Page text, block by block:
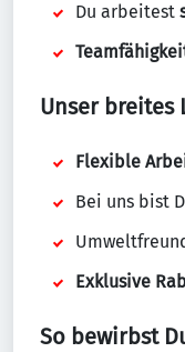
Du arbeitest
Unser breites
Flexible
Bei uns bist
Exklusive
So bewirbst